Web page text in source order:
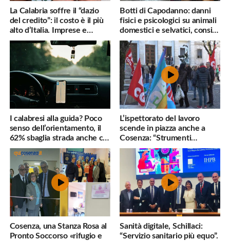
La Calabria soffre il “dazio
del credito”: il costo è il più
alto d’Italia. Imprese e
famiglie penalizzate
Botti di Capodanno: danni
fisici e psicologici su animali
domestici e selvatici, consigli
utili
I calabresi alla guida? Poco
senso dell’orientamento, il
62% sbaglia strada anche col
navigatore
L’ispettorato del lavoro
scende in piazza anche a
Cosenza: “Strumenti
inadeguati al nostro lavoro”
Cosenza, una Stanza Rosa al
Pronto Soccorso «rifugio e
Sanità digitale, Schillaci:
“Servizio sanitario più equo”.